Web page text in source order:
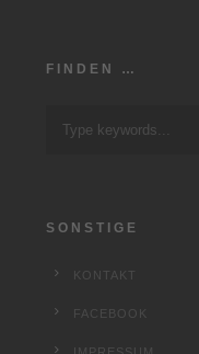
FINDEN …
SONSTIGE
KONTAKT
FACEBOOK